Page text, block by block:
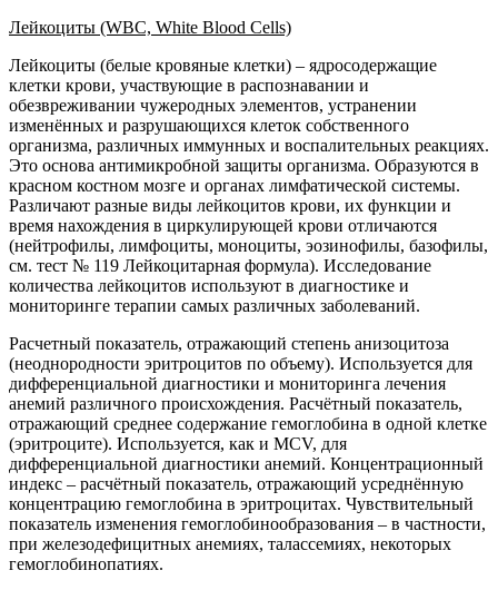
Лейкоциты (WBC, White Blood Cells)
Лейкоциты (белые кровяные клетки) – ядросодержащие
клетки крови, участвующие в распознавании и
обезвреживании чужеродных элементов, устранении
изменённых и разрушающихся клеток собственного
организма, различных иммунных и воспалительных реакциях.
Это основа антимикробной защиты организма. Образуются в
красном костном мозге и органах лимфатической системы.
Различают разные виды лейкоцитов крови, их функции и
время нахождения в циркулирующей крови отличаются
(нейтрофилы, лимфоциты, моноциты, эозинофилы, базофилы,
см. тест № 119 Лейкоцитарная формула). Исследование
количества лейкоцитов используют в диагностике и
мониторинге терапии самых различных заболеваний.
Расчетный показатель, отражающий степень анизоцитоза
(неоднородности эритроцитов по объему). Используется для
дифференциальной диагностики и мониторинга лечения
анемий различного происхождения. Расчётный показатель,
отражающий среднее содержание гемоглобина в одной клетке
(эритроците). Используется, как и MCV, для
дифференциальной диагностики анемий. Концентрационный
индекс – расчётный показатель, отражающий усреднённую
концентрацию гемоглобина в эритроцитах. Чувствительный
показатель изменения гемоглобинообразования – в частности,
при железодефицитных анемиях, талассемиях, некоторых
гемоглобинопатиях.